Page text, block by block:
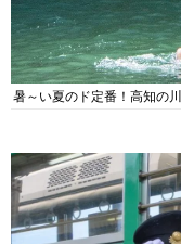
暑～い夏のド定番！高知の